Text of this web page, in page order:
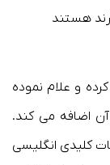
هستند
و علام نموده
آن اضافه می کند.
کلیدی انگلیسی